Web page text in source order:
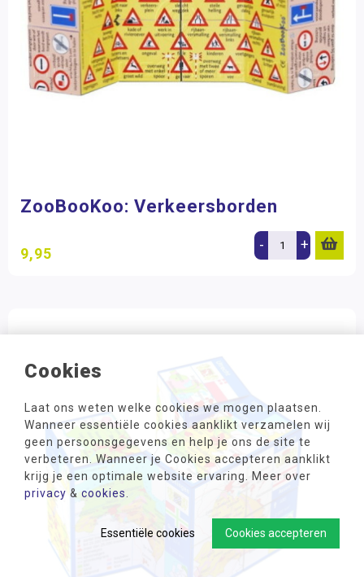
Cookies
Laat ons weten welke cookies we mogen plaatsen.
Wanneer essentiële cookies aanklikt verzamelen wij
geen persoonsgegevens en help je ons de site te
verbeteren. Wanneer je Cookies accepteren aanklikt
krijg je een optimale website ervaring. Meer over
privacy & cookies
Cookies accepteren
Essentiële cookies
ZooBooKoo: Verkeersborden
9,95 - +